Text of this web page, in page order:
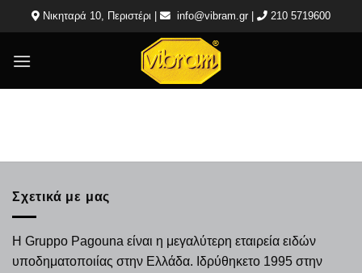
Μετάβαση
στο
Νικηταρά 10, Περιστέρι | info@vibram.gr 210 5719600
Σχετικά με μας
Η Gruppo Pagouna είναι η μεγαλύτερη εταιρεία ειδών
υποδηματοποιίας στην Ελλάδα. Ιδρύθηκετο 1995 στην